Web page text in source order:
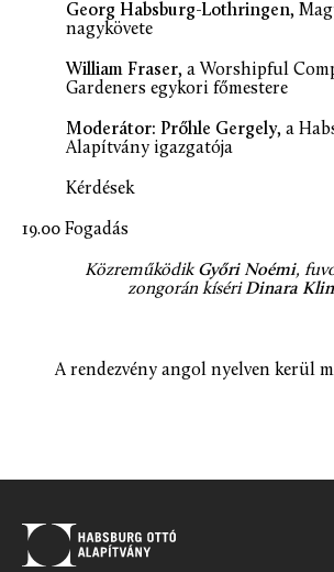
Georg Habsburg-Lothringen,
nagykövete
William Fraser, a Worshipful
Gardeners egykori főmestere
Moderátor: Prőhle Gergely, a
Alapítvány igazgatója
Kérdések
19.00 Fogadás
Közreműködik Győri Noémi,
zongorán kísériDinara
A rendezvény angol nyelven kerül